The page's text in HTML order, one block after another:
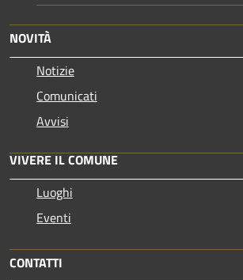
NOVITÀ
Notizie
Comunicati
Avvisi
VIVERE IL COMUNE
Luoghi
Eventi
CONTATTI